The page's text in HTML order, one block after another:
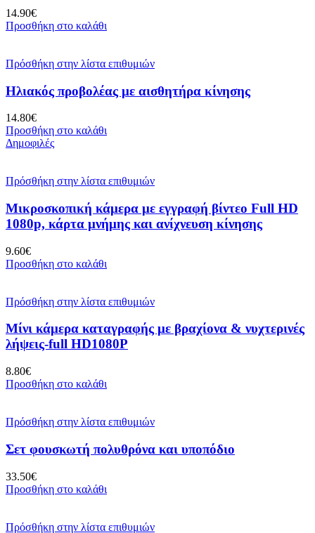
14.90€
Προσθήκη στο καλάθι
Πρόσθήκη στην λίστα επιθυμιών
Ηλιακός προβολέας με αισθητήρα κίνησης
14.80€
Προσθήκη στο καλάθι
Δημοφιλές
Πρόσθήκη στην λίστα επιθυμιών
Μικροσκοπική κάμερα με εγγραφή βίντεο Full HD
1080p, κάρτα μνήμης και ανίχνευση κίνησης
9.60€
Προσθήκη στο καλάθι
Πρόσθήκη στην λίστα επιθυμιών
Μίνι κάμερα καταγραφής με βραχίονα & νυχτερινές
λήψεις-full HD1080P
8.80€
Προσθήκη στο καλάθι
Πρόσθήκη στην λίστα επιθυμιών
Σετ φουσκωτή πολυθρόνα και υποπόδιο
33.50€
Προσθήκη στο καλάθι
Πρόσθήκη στην λίστα επιθυμιών